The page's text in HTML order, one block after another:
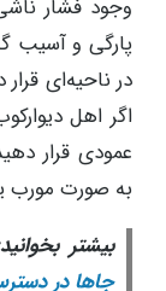
یادتان باشد که
تاثیر قرار
زمان‌های تابش
مات کردن
رعایت کنید. به
و پود رنگ شده
ماده شیمیایی
وجود فشار